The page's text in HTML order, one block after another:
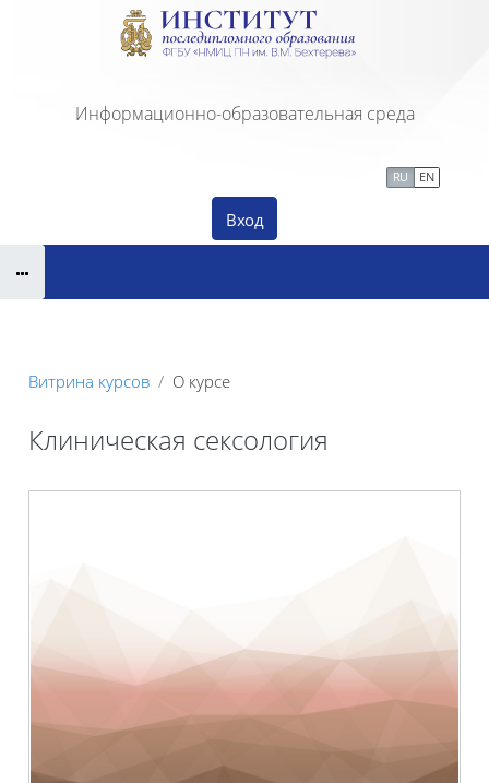
Перейти к основному содержанию
Информационно-образовательная среда
Вход
RU EN
Витрина курсов О курсе
Клиническая сексология